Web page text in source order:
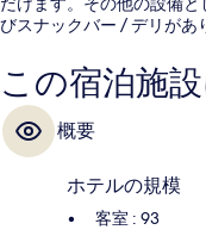
びスナックバー / デリがあ
この宿泊施
概要
ホテルの規模
客室 : 93